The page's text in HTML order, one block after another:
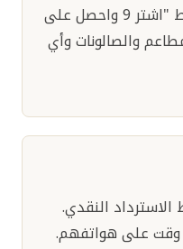
بطاقات طوابع رقمية على نمط "اشتر 9 واحصل على
والصالونات وأي
النقدي.
وقت على هواتفهم.